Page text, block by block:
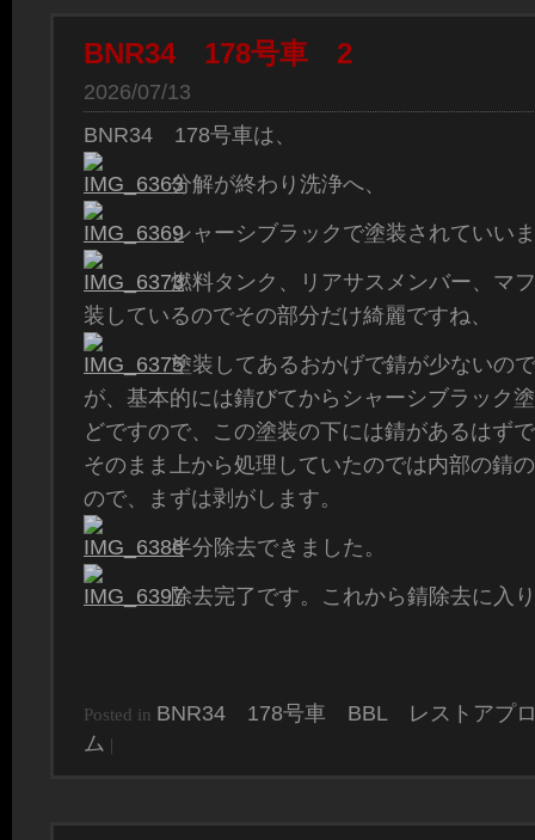
BNR34 178号車 2
2026/07/13
BNR34 178号車は、
分解が終わり洗浄へ、
シャーシブラックで塗装されていい
燃料タンク、リアサスメンバー、マ
装しているのでその部分だけ綺麗ですね、
塗装してあるおかげで錆が少ないの
が、基本的には錆びてからシャーシブラック
どですので、この塗装の下には錆があるはず
そのまま上から処理していたのでは内部の錆
ので、まずは剥がします。
半分除去できました。
除去完了です。これから錆除去に入
Posted in BNR34 178号車 BBL レストアプ
ム |